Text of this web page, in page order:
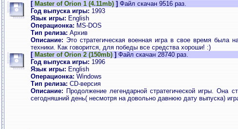
[ Master of Orion 1 (4.11mb) ] Файл скачан 9516 раз.
Год выпуска игры: 1993
Язык игры: English
Операционка: MS-DOS
Тип релиза: Архив
Описание: Это стратегическая военная игра в свое время
техники. Как говорится, для победы все средства хороши! :)
[ Master of Orion 2 (150mb) ] Файл скачан 28740 раз.
Год выпуска игры: 1996
Язык игры: English
Операционка: Windows
Тип релиза: CD-версия
Описание: Продолжение легендарной стратегической игры.
сегодняшний день( несмотря на довольно давнюю дату выпуска)